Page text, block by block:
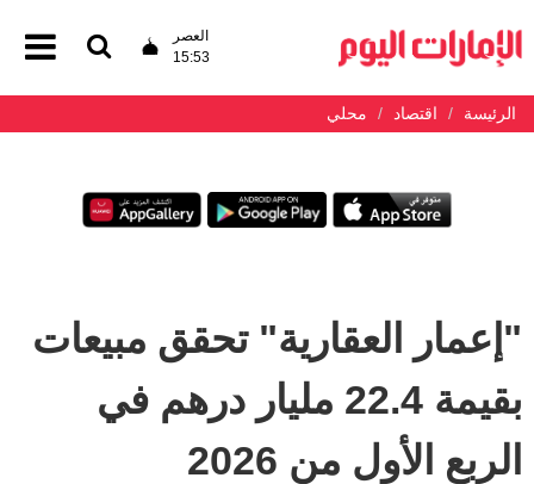
العصر
15:53
الرئيسة اقتصاد محلي
"إعمار العقارية" تحقق مبيعات
بقيمة 22.4 مليار درهم في
الربع الأول من 2026